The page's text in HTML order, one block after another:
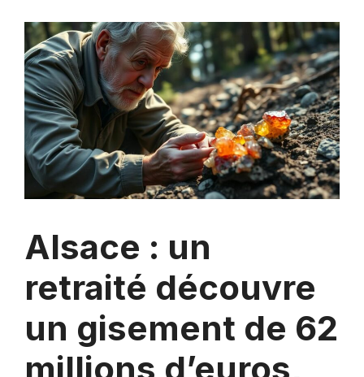
Alsace : un
retraité découvre
un gisement de 62
millions d’euros,